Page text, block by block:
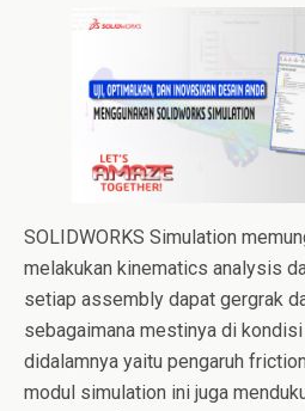
SOLIDWORKS Simulation
melakukan kinematics analysis
setiap assembly dapat gergrak
sebagaimana mestinya di
didalamnya yaitu pengaruh
modul simulation ini juga